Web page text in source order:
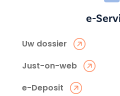
e-
Uw dossier
Just-on-web
e-Deposit